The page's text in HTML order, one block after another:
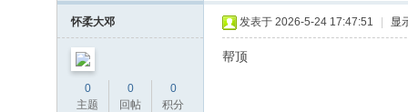
怀柔大邓
0
主题
0
回帖
0
积分
发表于 2026-5-24 17:47:51 显
帮顶